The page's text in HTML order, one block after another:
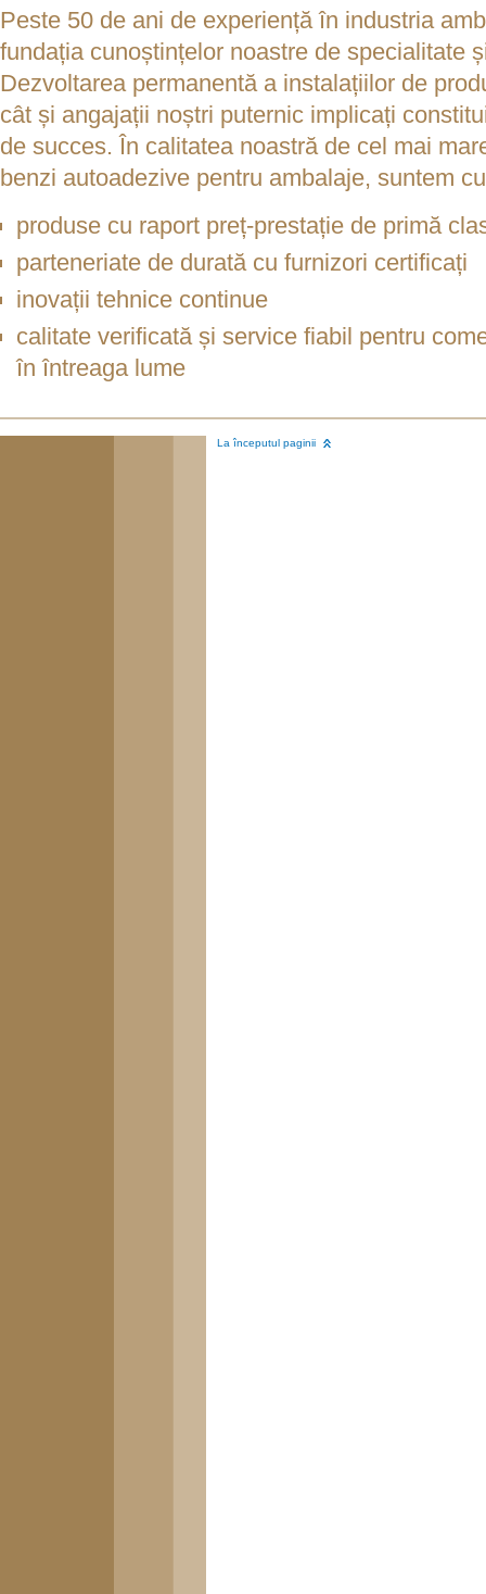
Peste 50 de ani de experiență în industria
fundația cunoștințelor noastre de specialitate
Dezvoltarea permanentă a instalațiilor de
cât și angajații noștri puternic implicați
de succes. În calitatea noastră de cel mai
benzi autoadezive pentru ambalaje, suntem
produse cu raport preț-prestație de primă
parteneriate de durată cu furnizori certificați
inovații tehnice continue
calitate verificată și service fiabil pentru
în întreaga lume
La începutul paginii